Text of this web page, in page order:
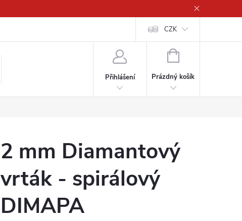
CZK
Přihlášení
NÁKUPNÍ
Prázdný košík
2 mm Diamantový
vrták - spirálový
DIMAPA